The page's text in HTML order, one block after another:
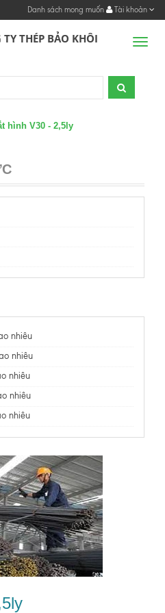
Danh sách mong muốn Tài khoản
THÉP BẢO KHÔI
hình V30 - 2,5ly
nhiêu
nhiêu
nhiêu
nhiêu
nhiêu